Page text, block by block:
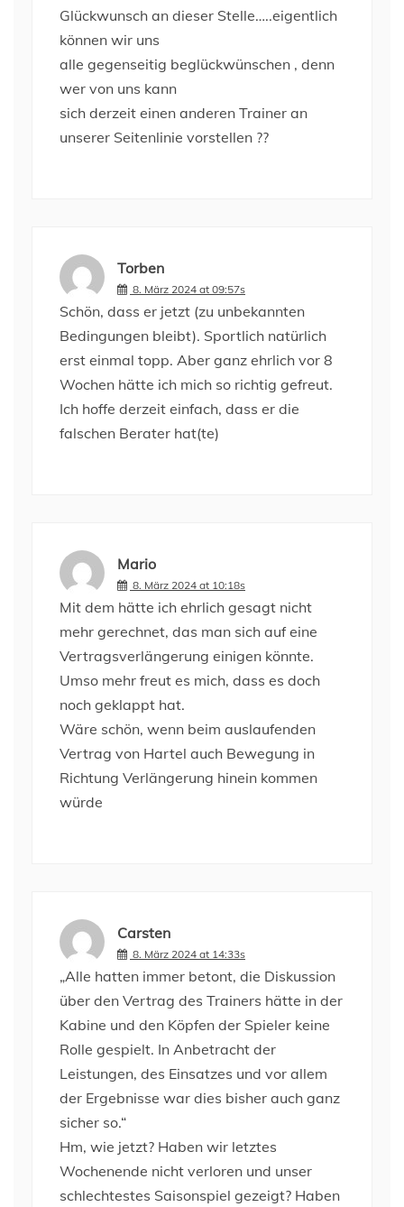
Glückwunsch an dieser Stelle…..eigentlich
können wir uns
alle gegenseitig beglückwünschen , denn
wer von uns kann
sich derzeit einen anderen Trainer an
unserer Seitenlinie vorstellen ??
Torben
8. März 2024 at 09:57s
Schön, dass er jetzt (zu unbekannten
Bedingungen bleibt). Sportlich natürlich
erst einmal topp. Aber ganz ehrlich vor 8
Wochen hätte ich mich so richtig gefreut.
Ich hoffe derzeit einfach, dass er die
falschen Berater hat(te)
Mario
8. März 2024 at 10:18s
Mit dem hätte ich ehrlich gesagt nicht
mehr gerechnet, das man sich auf eine
Vertragsverlängerung einigen könnte.
Umso mehr freut es mich, dass es doch
noch geklappt hat.
Wäre schön, wenn beim auslaufenden
Vertrag von Hartel auch Bewegung in
Richtung Verlängerung hinein kommen
würde
Carsten
8. März 2024 at 14:33s
„Alle hatten immer betont, die Diskussion
über den Vertrag des Trainers hätte in der
Kabine und den Köpfen der Spieler keine
Rolle gespielt. In Anbetracht der
Leistungen, des Einsatzes und vor allem
der Ergebnisse war dies bisher auch ganz
sicher so.“
Hm, wie jetzt? Haben wir letztes
Wochenende nicht verloren und unser
schlechtestes Saisonspiel gezeigt? Haben